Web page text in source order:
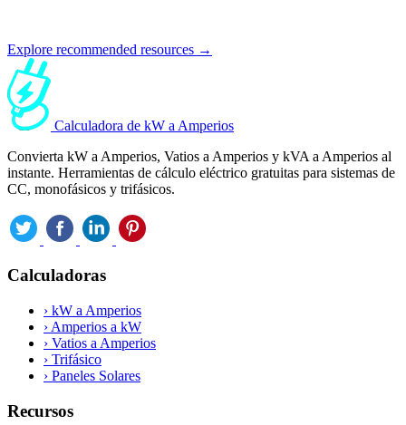
Explore recommended resources →
Calculadora de kW a Amperios
Convierta kW a Amperios, Vatios a Amperios y kVA a Amperios al
instante. Herramientas de cálculo eléctrico gratuitas para sistemas de
CC, monofásicos y trifásicos.
Calculadoras
› kW a Amperios
› Amperios a kW
› Vatios a Amperios
› Trifásico
› Paneles Solares
Recursos